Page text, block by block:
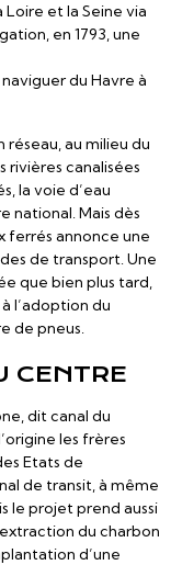
et la Seine via
en 1793, une
du Havre à
réseau, au milieu du
rivières canalisées
la voie d’eau
national. Mais dès
ferrés annonce une
de transport. Une
que bien plus tard,
l’adoption du
de pneus.
CENTRE
dit canal du
les frères
Etats de
de transit, à même
le projet prend aussi
du charbon
d’une